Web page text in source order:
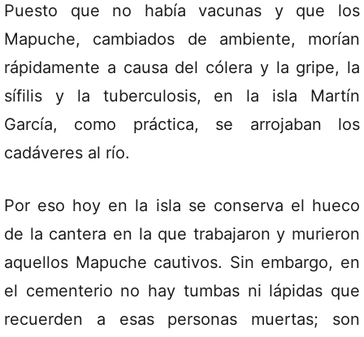
Puesto que no había vacunas y que los
Mapuche, cambiados de ambiente, morían
rápidamente a causa del cólera y la gripe, la
sífilis y la tuberculosis, en la isla Martín
García, como práctica, se arrojaban los
cadáveres al río.
Por eso hoy en la isla se conserva el hueco
de la cantera en la que trabajaron y murieron
aquellos Mapuche cautivos. Sin embargo, en
el cementerio no hay tumbas ni lápidas que
recuerden a esas personas muertas; son